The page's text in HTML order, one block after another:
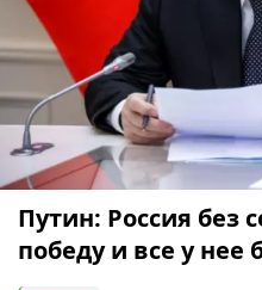
Путин: Россия без
победу и все у нее